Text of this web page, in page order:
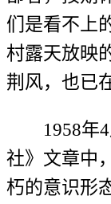
们是看不上
村露天放映
荆风，也已
1958年
社》文章中
朽的意识形